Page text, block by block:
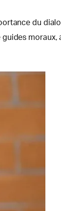
du
moraux,